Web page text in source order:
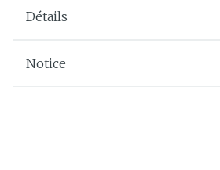
Détails
Notice